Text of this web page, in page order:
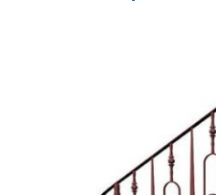
Ваш телефон*